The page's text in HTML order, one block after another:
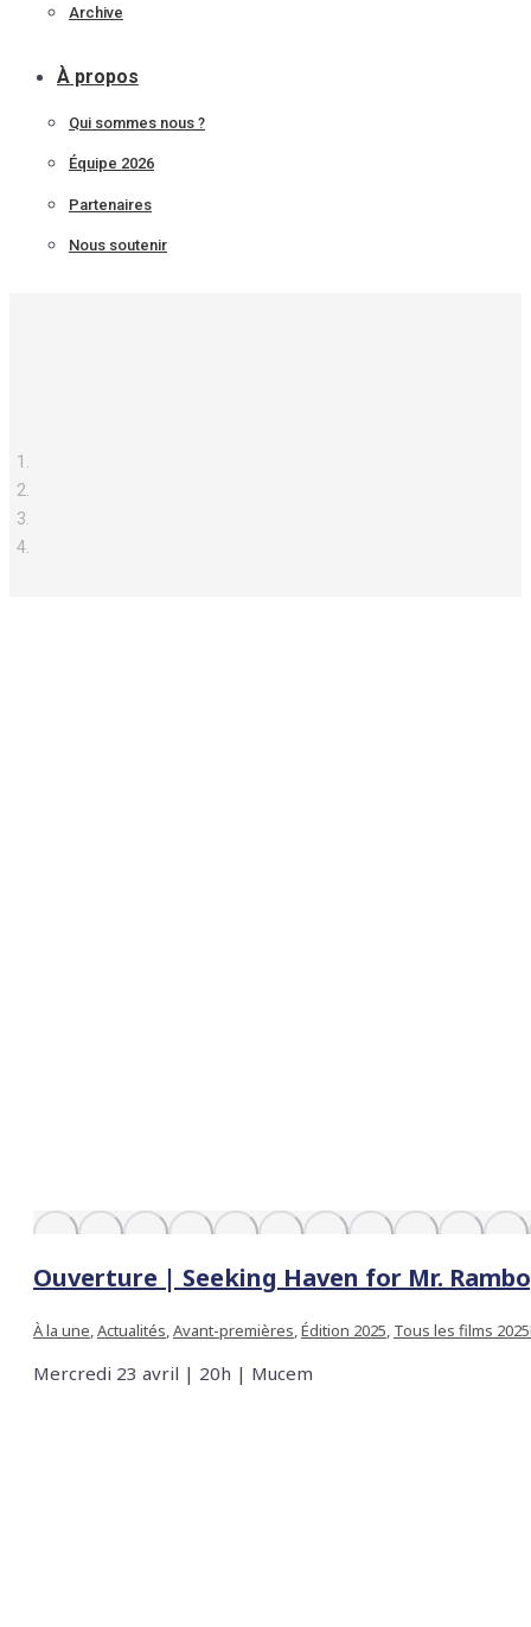
Archive
À propos
Qui sommes nous ?
Équipe 2026
Partenaires
Nous soutenir
Ouverture | Seeking Haven for Mr.
À la une,Actualités,Avant-premières,Édition 2025, Tous les films 2025
Mercredi 23 avril | 20h | Mucem